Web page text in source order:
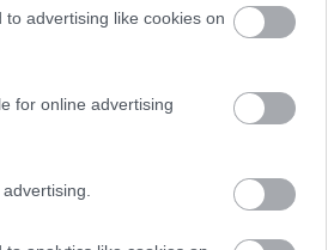
advertising like cookies on
for online advertising
Massaciucc...